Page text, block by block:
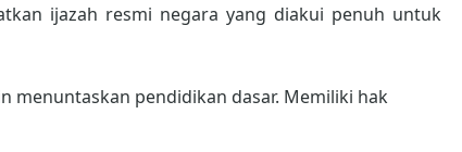
ijazah resmi negara yang diakui penuh untuk
menuntaskan pendidikan dasar. Memiliki hak